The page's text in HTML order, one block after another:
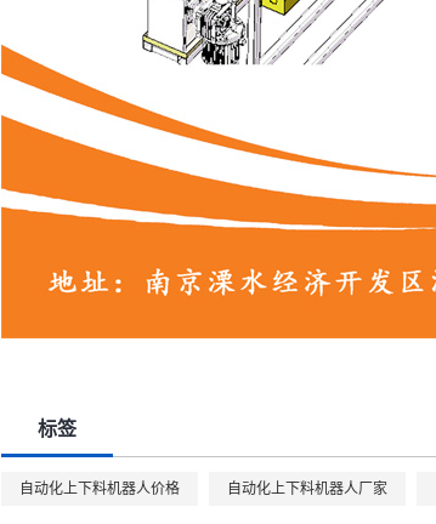
标签
自动化上下料机器人价格 自动化上下料机器人厂家